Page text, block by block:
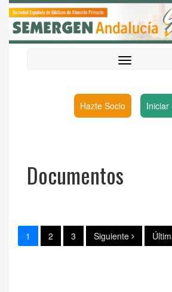
Hazte Socio Iniciar
Documentos
1 2 3 Siguiente